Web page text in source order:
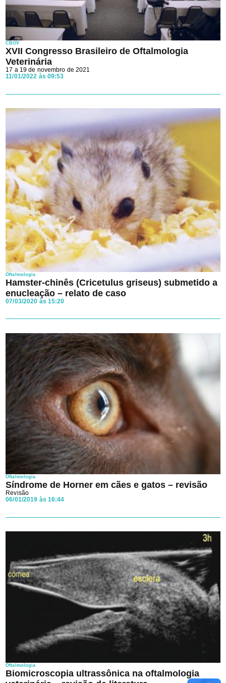
CBOV
XVII Congresso Brasileiro de Oftalmologia
Veterinária
17 a 19 de novembro de 2021
11/01/2022 às 09:53
Oftalmologia
Hamster-chinês (Cricetulus griseus) submetido a
enucleação – relato de caso
07/03/2020 às 15:20
Oftalmologia
Síndrome de Horner em cães e gatos – revisão
Revisão
06/01/2019 às 16:44
Oftalmologia
Biomicroscopia ultrassônica na oftalmologia